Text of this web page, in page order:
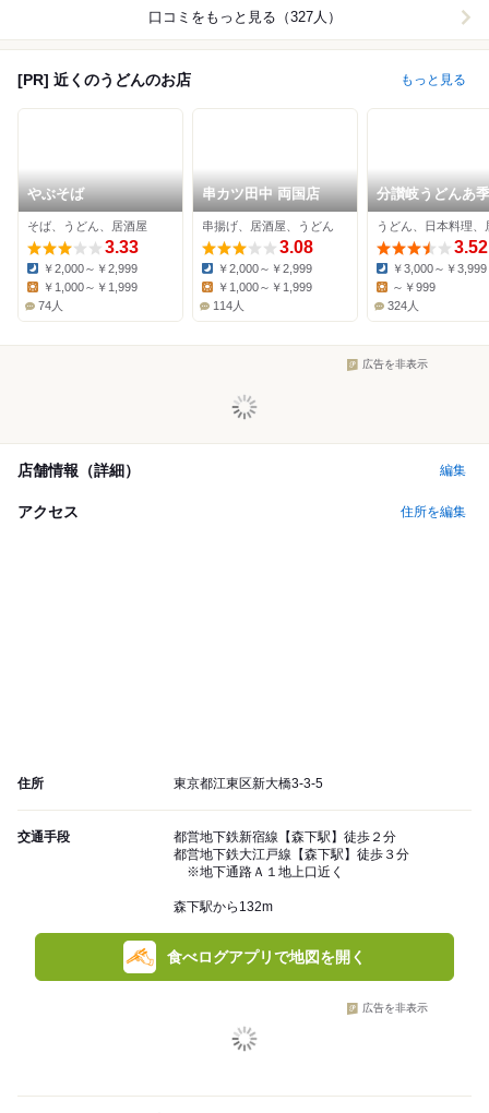
口コミをもっと見る（327人）
[PR] 近くのうどんのお店 もっと見る
やぶそば
そば、うどん、居酒屋
3.33
Dinner:
￥2,000～￥2,999
Lunch:
￥1,000～￥1,999
74人
串カツ田中 両国店
串揚げ、居酒屋、うどん
3.08
Dinner:
￥2,000～￥2,999
￥1,000～￥1,999
114人
分讃岐うどんあ
譚
うどん、日本料理、
3.52
Dinner:
￥3,000～￥3,999
～￥999
324人
広告を非表示
店舗情報（詳細） 編集
アクセス 住所を編集
住所 東京都江東区新大橋3-3-5
交通手段
都営地下鉄新宿線【森下駅】徒歩２分
都営地下鉄大江戸線【森下駅】徒歩３分
※地下通路Ａ１地上口近く
森下駅から132m
食べログアプリで地図を開く
広告を非表示